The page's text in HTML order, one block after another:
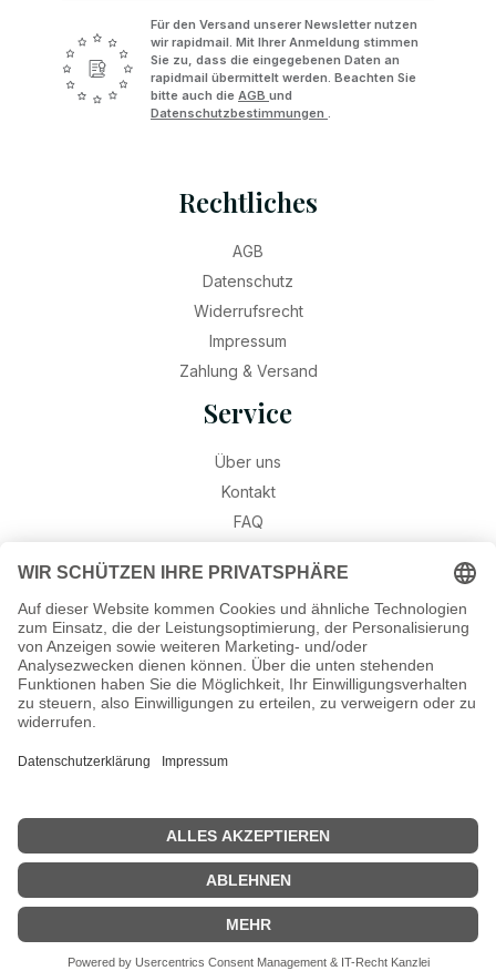
Hinweis: Gravuren sind aufgrund von Urlaub erst wieder ab dem
24. August möglich. Alle anderen Bestellungen versenden wir wie
gewohnt.Verwerfen
Für den Versand unserer Newsletter nutzen
wir rapidmail. Mit Ihrer Anmeldung stimmen
Sie zu, dass die eingegebenen Daten an
rapidmail übermittelt werden. Beachten Sie
bitte auch die AGB und
Datenschutzbestimmungen .
Rechtliches
AGB
Datenschutz
Widerrufsrecht
Impressum
Zahlung & Versand
Service
Über uns
Kontakt
FAQ
Widerruf
Ratgeber
Geburtssteine
Gravur – Schriften & Hinweise
©2026 Munich Jewels® - alle Rechte vorbehalten.